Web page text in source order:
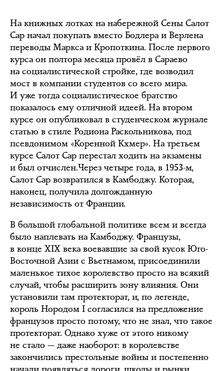
На книжных лотках на набережной Сены Салот
Сар начал покупать вместо Бодлера и Верлена
переводы Маркса и Кропоткина. После первого
курса он полтора месяца провёл в Сараево
на социалистической стройке, где возводил
мост в компании студентов со всего мира.
И уже тогда социалистическое братство
показалось ему отличной идеей. На втором
курсе он опубликовал в студенческом журнале
статью в стиле Родиона Раскольникова, под
псевдонимом «Коренной Кхмер». На третьем
курсе Салот Сар перестал ходить на экзамены
и был отчислен.Через четыре года, в 1953-м,
Салот Сар возвратился в Камбоджу. Которая,
наконец, получила долгожданную
независимость от Франции.
В большой глобальной политике всем и всегда
было наплевать на Камбоджу. Французы,
в конце XIX века воевавшие за свой кусок Юго-
Восточной Азии с Вьетнамом, присоединили
маленькое тихое королевство просто на всякий
случай, чтобы расширить зону влияния. Они
установили там протекторат, и, по легенде,
король Нородом I согласился на предложение
французов просто потому, что не знал, что такое
протекторат. Однако хуже от этого никому
не стало — даже наоборот: в королевстве
закончились престольные войны и постепенно